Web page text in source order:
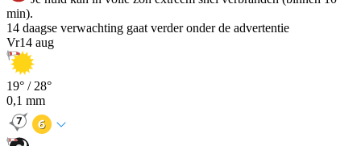
min).
14 daagse verwachting gaat verder onder de advertentie
Vr14 aug
19° / 28°
0,1 mm